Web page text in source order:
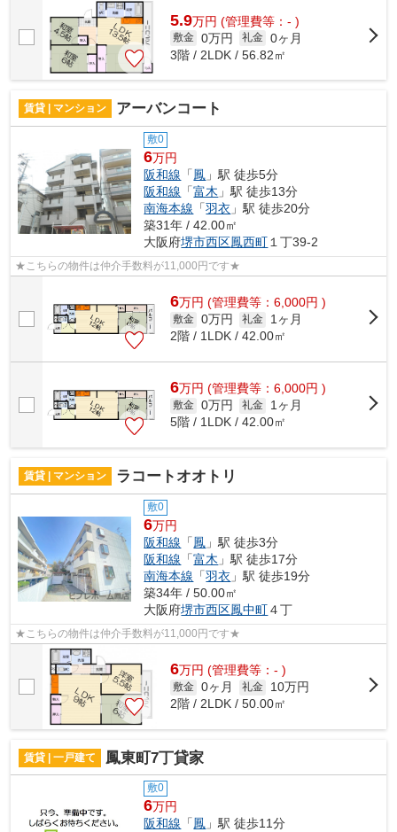
5.9万円 (管理費等：- )
敷金 0万円 礼金 0ヶ月
3階 / 2LDK / 56.82㎡
賃貸 | マンション アーバンコート
敷0
6万円
阪和線 「鳳 」駅 徒歩5分
阪和線 「富木 」駅 徒歩13分
南海本線 「羽衣 」駅 徒歩20分
築31年 / 42.00㎡
大阪府堺市西区鳳西町 １丁39-2
★こちらの物件は仲介手数料が11,000円です★
6万円 (管理費等：6,000円 )
敷金 0万円 礼金
1ヶ月
2階 / 1LDK / 42.00㎡
6万円 (管理費等：6,000円 )
敷金 0万円 礼金
1ヶ月
5階 / 1LDK / 42.00㎡
賃貸 | マンション ラコートオオトリ
敷0
6万円
阪和線 「鳳 」駅 徒歩3分
阪和線 「富木 」駅 徒歩17分
南海本線 「羽衣 」駅 徒歩19分
築34年 / 50.00㎡
大阪府堺市西区鳳中町４丁
★こちらの物件は仲介手数料が11,000円です★
6万円 (管理費等：- )
敷金 0ヶ月 礼金
10万円
2階 / 2LDK / 50.00㎡
賃貸 | 一戸建て 鳳東町7丁貸家
敷0
6万円
阪和線 「鳳 」駅 徒歩11分